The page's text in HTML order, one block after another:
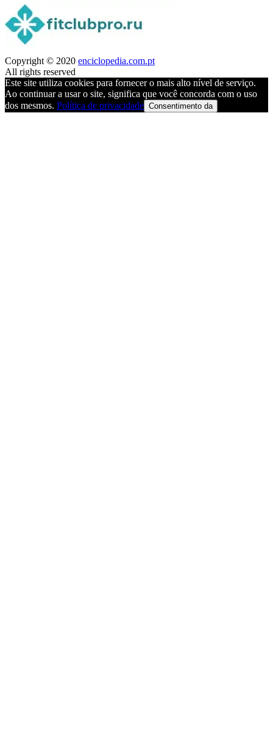
Copyright © 2020 enciclopedia.com.pt
All rights reserved
Este site utiliza cookies para fornecer o mais alto nível de serviço.
Ao continuar a usar o site, significa que você concorda com o uso
dos mesmos. Política de privacidade Consentimento da